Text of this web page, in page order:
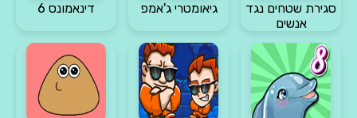
סגירת שטחים נגד
אנשים
גיאומטרי ג'אמפ דינאמונס 6